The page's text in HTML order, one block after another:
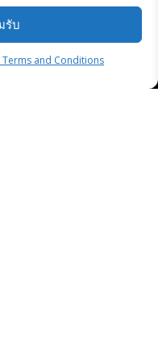
รับ
Terms and Conditions